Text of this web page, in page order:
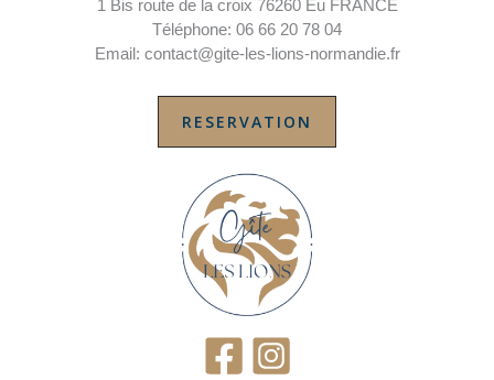
1 Bis route de la croix 76260 Eu FRANCE
Téléphone: 06 66 20 78 04
Email: contact@gite-les-lions-normandie.fr
RESERVATION